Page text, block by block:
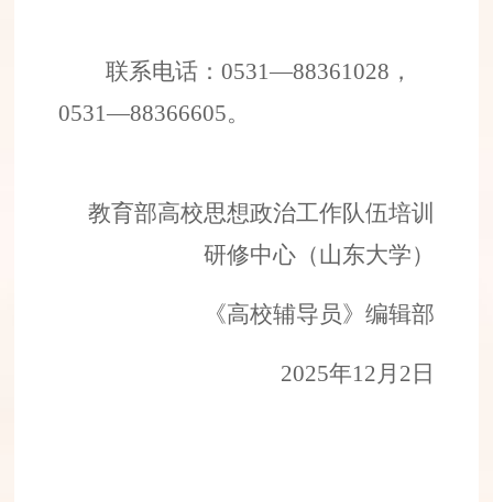
联系电话：0531—88361028 ，
0531—88366605。
教育部高校思想政治工作队伍培训
研修中心（山东大学）
《高校辅导员》 编辑部
2025年12月 2 日